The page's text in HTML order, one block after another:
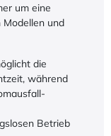
um eine
Modellen und
die
während
Betrieb